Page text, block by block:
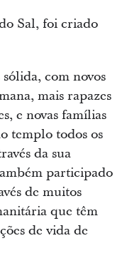
Sal, foi criado
com novos
mais rapazes
e novas famílias
templo todos os
da sua
participado
de muitos
que têm
de vida de